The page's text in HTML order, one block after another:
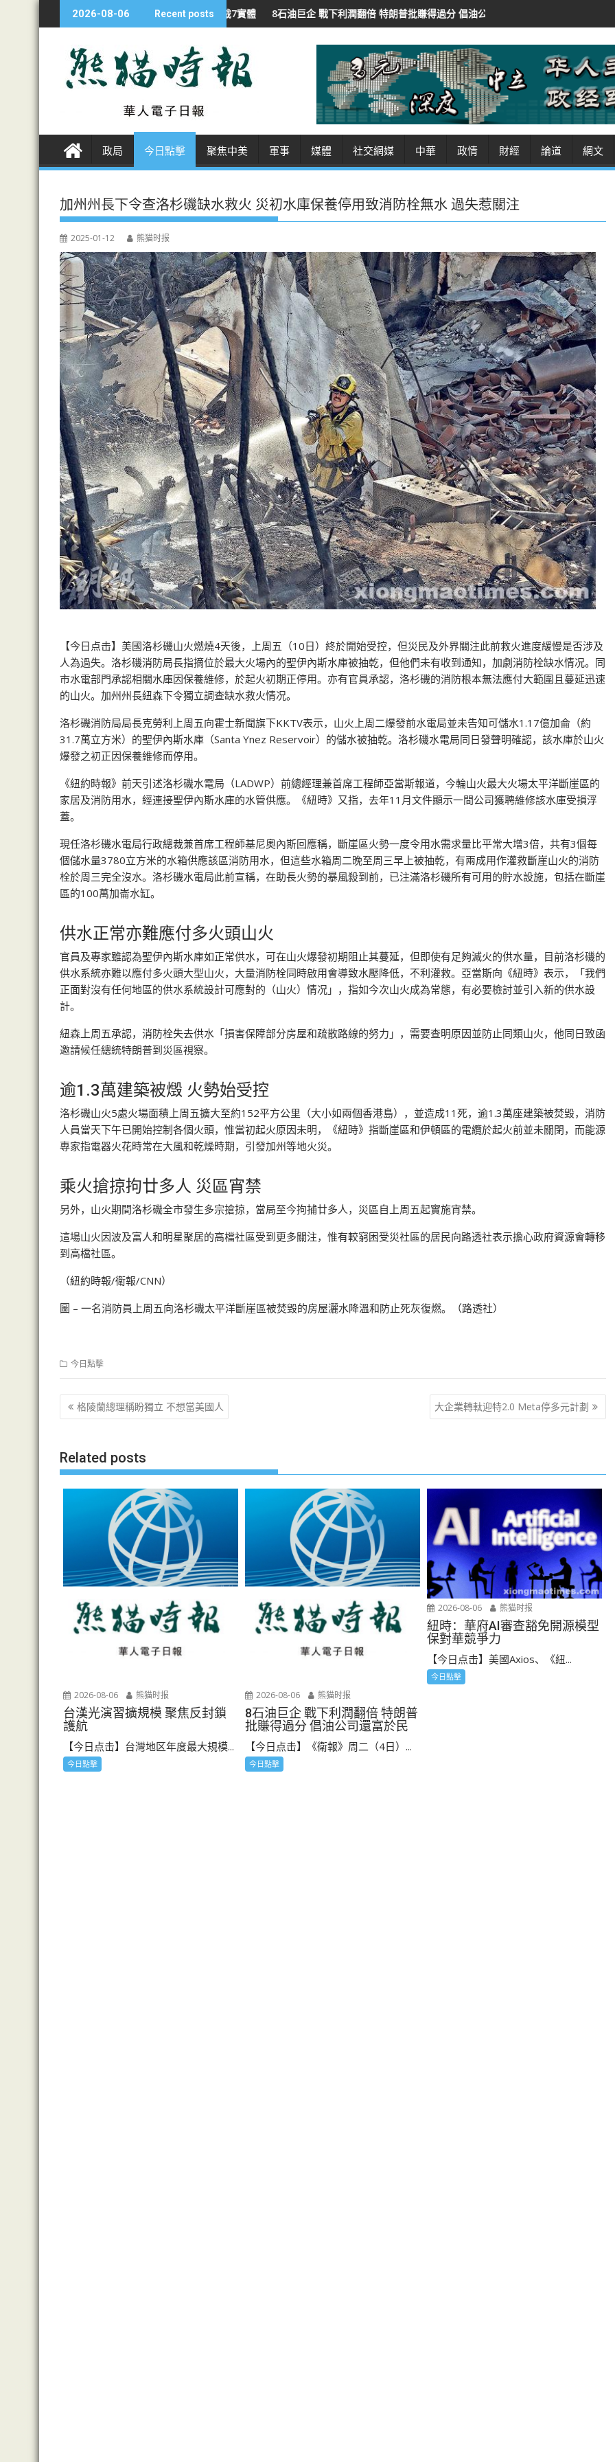
k
e
2026-08-06 Recent posts
打印設備國安調查 制裁7實體 8石油巨企 戰下利潤翻倍 特朗普批賺得過分 倡油公司還富於民 紐時：華府AI審查豁免開源模型 保對華競
政局 今日點擊 聚焦中美 軍事 媒體 社交網媒 中華 政情 財經 論道 網文
加州州長下令查洛杉磯缺水救火 災初水庫保養停用致消防栓無水 過失惹關注
2025-01-12 熊猫时报
【今日点击】美國洛杉磯山火燃燒4天後，上周五（10日）終於開始受控，但災民及外界關注此前救火進度緩慢是否涉及
人為過失。洛杉磯消防局長指摘位於最大火場內的聖伊內斯水庫被抽乾，但他們未有收到通知，加劇消防栓缺水情况。同
市水電部門承認相關水庫因保養維修，於起火初期正停用。亦有官員承認，洛杉磯的消防根本無法應付大範圍且蔓延迅速
的山火。加州州長紐森下令獨立調查缺水救火情况。
洛杉磯消防局局長克勞利上周五向霍士新聞旗下KKTV表示，山火上周二爆發前水電局並未告知可儲水1.17億加侖（約
31.7萬立方米）的聖伊內斯水庫（Santa Ynez Reservoir）的儲水被抽乾。洛杉磯水電局同日發聲明確認，該水庫於山火
爆發之初正因保養維修而停用。
《紐約時報》前天引述洛杉磯水電局（LADWP）前總經理兼首席工程師亞當斯報道，今輪山火最大火場太平洋斷崖區的
家居及消防用水，經連接聖伊內斯水庫的水管供應。《紐時》又指，去年11月文件顯示一間公司獲聘維修該水庫受損浮
蓋。
現任洛杉磯水電局行政總裁兼首席工程師基尼奧內斯回應稱，斷崖區火勢一度令用水需求量比平常大增3倍，共有3個每
個儲水量3780立方米的水箱供應該區消防用水，但這些水箱周二晚至周三早上被抽乾，有兩成用作灌救斷崖山火的消防
栓於周三完全沒水。洛杉磯水電局此前宣稱，在助長火勢的暴風殺到前，已注滿洛杉磯所有可用的貯水設施，包括在斷崖
區的100萬加崙水缸。
供水正常亦難應付多火頭山火
官員及專家雖認為聖伊內斯水庫如正常供水，可在山火爆發初期阻止其蔓延，但即使有足夠滅火的供水量，目前洛杉磯的
供水系統亦難以應付多火頭大型山火，大量消防栓同時啟用會導致水壓降低，不利灌救。亞當斯向《紐時》表示，「我們
正面對沒有任何地區的供水系統設計可應對的（山火）情况」，指如今次山火成為常態，有必要檢討並引入新的供水設
計。
紐森上周五承認，消防栓失去供水「損害保障部分房屋和疏散路線的努力」，需要查明原因並防止同類山火，他同日致函
邀請候任總統特朗普到災區視察。
逾1.3萬建築被燬 火勢始受控
洛杉磯山火5處火場面積上周五擴大至約152平方公里（大小如兩個香港島），並造成11死，逾1.3萬座建築被焚毁，消防
人員當天下午已開始控制各個火頭，惟當初起火原因未明，《紐時》指斷崖區和伊頓區的電纜於起火前並未關閉，而能源
專家指電器火花時常在大風和乾燥時期，引發加州等地火災。
乘火搶掠拘廿多人 災區宵禁
另外，山火期間洛杉磯全市發生多宗搶掠，當局至今拘捕廿多人，災區自上周五起實施宵禁。
這場山火因波及富人和明星聚居的高檔社區受到更多關注，惟有較窮困受災社區的居民向路透社表示擔心政府資源會轉移
到高檔社區。
（紐約時報/衛報/CNN）
圖 – 一名消防員上周五向洛杉磯太平洋斷崖區被焚毁的房屋灑水降溫和防止死灰復燃。（路透社）
今日點擊
文
章
航
格陵蘭總理稱盼獨立 不想當美國人 大企業轉軚迎特2.0 Meta停多元計劃
Related posts
2026-08-06 熊猫时报
台漢光演習擴規模 聚焦反封鎖
護航
【今日点击】台灣地区年度最大規模...
今日點擊
2026-08-06 熊猫时报
8石油巨企 戰下利潤翻倍 特朗普
批賺得過分 倡油公司還富於民
【今日点击】《衛報》周二（4日）...
今日點擊
2026-08-06 熊猫时报
紐時：華府AI審查豁免開源模型
保對華競爭力
【今日点击】美國Axios、《紐...
今日點擊